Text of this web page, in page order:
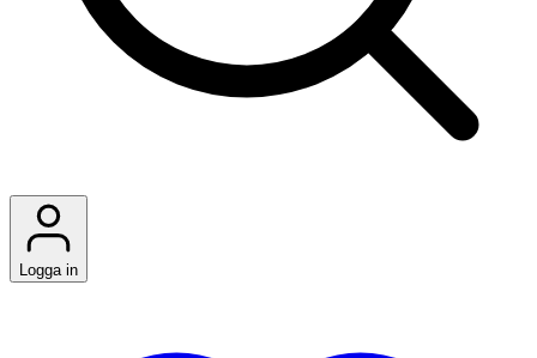
Logga in